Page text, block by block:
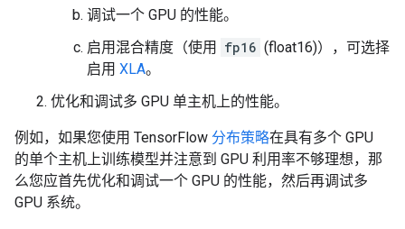
调试一个 GPU 的性能。
启用混合精度（使用
fp16 (float16)），可选择
启用 XLA。
优化和调试多 GPU 单主机上的性能。
例如，如果您使用 TensorFlow 分布策略在具有多个 GPU
的单个主机上训练模型并注意到 GPU 利用率不够理想，那
么您应首先优化和调试一个 GPU 的性能，然后再调试多
GPU 系统。